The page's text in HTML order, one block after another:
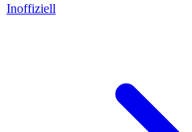
Inoffiziell